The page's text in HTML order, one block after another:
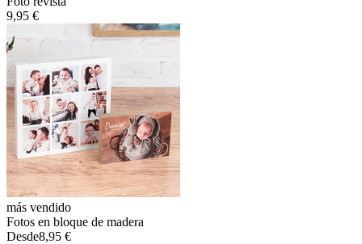
9,95 €
más vendido
Fotos en bloque de madera
Desde8,95 €